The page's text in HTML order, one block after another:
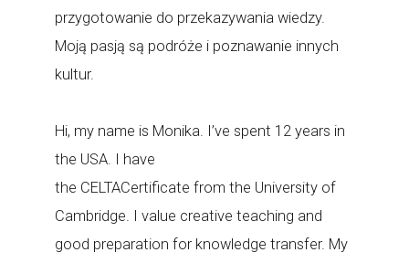
przygotowanie do przekazywania wiedzy.
Moją pasją są podróże i poznawanie innych
kultur.
Hi, my name is Monika. I’ve spent 12 years in
the USA. I have
the CELTACertificate from the University of
Cambridge. I value creative teaching and
good preparation for knowledge transfer. My